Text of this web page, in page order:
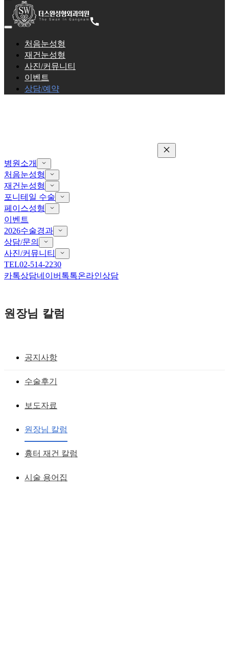
처음눈성형
재건눈성형
사진/커뮤니티
이벤트
상담/예약
병원소개
처음눈성형
재건눈성형
포니테일 수술
페이스성형
이벤트
2026수술경과
상담/문의
사진/커뮤니티
TEL02-514-2230
카톡상담네이버톡톡온라인상담
원장님 칼럼
공지사항
수술후기
보도자료
원장님 칼럼
흉터 재건 칼럼
시술 용어집
성형외과 의사 + 디자이너 = 노마드 디자
황성호 원장작성일